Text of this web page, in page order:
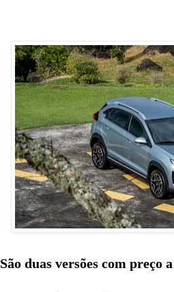
São duas versões com preço